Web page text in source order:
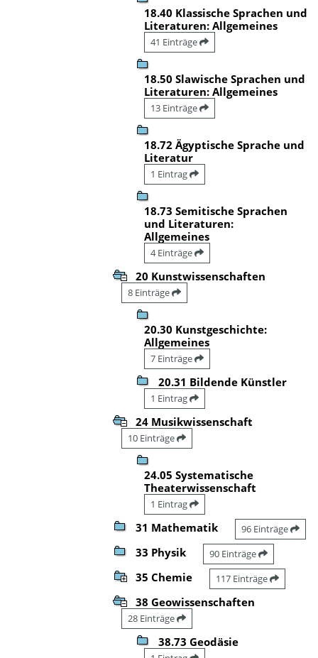
18.40 Klassische Sprachen und
Literaturen: Allgemeines
41 Einträge
18.50 Slawische Sprachen und
Literaturen: Allgemeines
13 Einträge
18.72 Ägyptische Sprache und
Literatur
1 Eintrag
18.73 Semitische Sprachen
und Literaturen:
Allgemeines
4 Einträge
20 Kunstwissenschaften
8 Einträge
20.30 Kunstgeschichte:
Allgemeines
7 Einträge
20.31 Bildende Künstler
1 Eintrag
24 Musikwissenschaft
10 Einträge
24.05 Systematische
Theaterwissenschaft
1 Eintrag
31 Mathematik 96 Einträge
33 Physik 90 Einträge
35 Chemie 117 Einträge
38 Geowissenschaften
28 Einträge
38.73 Geodäsie